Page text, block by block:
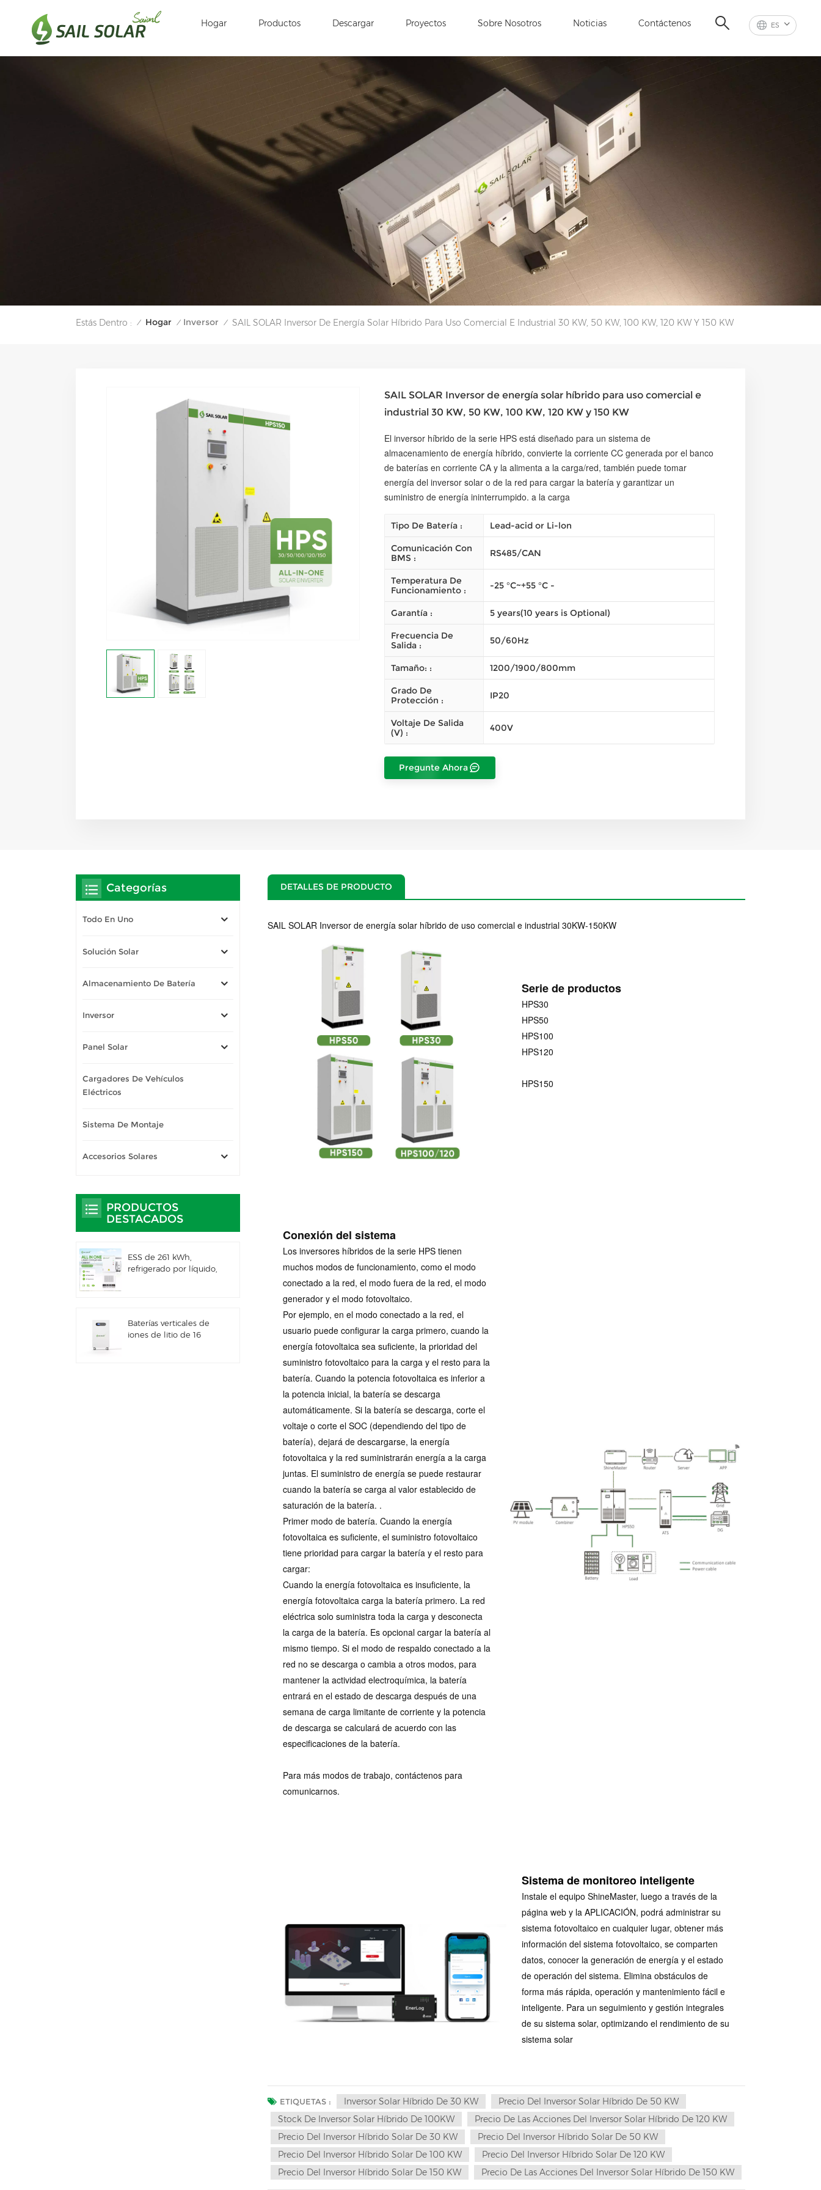
ES
Hogar Productos Descargar Proyectos Sobre Nosotros Noticias Contáctenos
Estás Dentro : / Hogar / Inversor / SAIL SOLAR Inversor De Energía Solar Híbrido Para Uso Comercial E Industrial 30 KW, 50 KW, 100 KW, 120 KW Y 150 KW
SAIL SOLAR Inversor de energía solar híbrido para uso comercial e
industrial 30 KW, 50 KW, 100 KW, 120 KW y 150 KW
El inversor híbrido de la serie HPS está diseñado para un sistema de
almacenamiento de energía híbrido, convierte la corriente CC generada por el banco
de baterías en corriente CA y la alimenta a la carga/red, también puede tomar
energía del inversor solar o de la red para cargar la batería y garantizar un
suministro de energía ininterrumpido. a la carga
Tipo De Batería : Lead-acid or Li-lon
Comunicación Con
BMS :
RS485/CAN
Temperatura De
Funcionamiento :
-25 °C~+55 °C -
Garantía : 5 years(10 years is Optional)
Frecuencia De
Salida :
50/60Hz
Tamaño: : 1200/1900/800mm
Grado De
Protección :
IP20
Voltaje De Salida
(V) :
400V
Pregunte Ahora
DETALLES DE PRODUCTO
SAIL SOLAR Inversor de energía solar híbrido de uso comercial e industrial 30KW-150KW
Serie de productos
HPS30
HPS50
HPS100
HPS120
HPS150
Conexión del sistema
Los inversores híbridos de la serie HPS tienen
muchos modos de funcionamiento, como el modo
conectado a la red, el modo fuera de la red, el modo
generador y el modo fotovoltaico.
Por ejemplo, en el modo conectado a la red, el
usuario puede configurar la carga primero, cuando la
energía fotovoltaica sea suficiente, la prioridad del
suministro fotovoltaico para la carga y el resto para la
batería. Cuando la potencia fotovoltaica es inferior a
la potencia inicial, la batería se descarga
automáticamente. Si la batería se descarga, corte el
voltaje o corte el SOC (dependiendo del tipo de
batería), dejará de descargarse, la energía
fotovoltaica y la red suministrarán energía a la carga
juntas. El suministro de energía se puede restaurar
cuando la batería se carga al valor establecido de
saturación de la batería. .
Primer modo de batería. Cuando la energía
fotovoltaica es suficiente, el suministro fotovoltaico
tiene prioridad para cargar la batería y el resto para
cargar:
Cuando la energía fotovoltaica es insuficiente, la
energía fotovoltaica carga la batería primero. La red
eléctrica solo suministra toda la carga y desconecta
la carga de la batería. Es opcional cargar la batería al
mismo tiempo. Si el modo de respaldo conectado a la
red no se descarga o cambia a otros modos, para
mantener la actividad electroquímica, la batería
entrará en el estado de descarga después de una
semana de carga limitante de corriente y la potencia
de descarga se calculará de acuerdo con las
especificaciones de la batería.
Para más modos de trabajo, contáctenos para
comunicarnos.
Sistema de monitoreo inteligente
Instale el equipo ShineMaster, luego a través de la
página web y la APLICACIÓN, podrá administrar su
sistema fotovoltaico en cualquier lugar, obtener más
información del sistema fotovoltaico, se comparten
datos, conocer la generación de energía y el estado
de operación del sistema. Elimina obstáculos de
forma más rápida, operación y mantenimiento fácil e
inteligente. Para un seguimiento y gestión integrales
de su sistema solar, optimizando el rendimiento de su
sistema solar
ETIQUETAS : Inversor Solar Híbrido De 30 KW
Precio Del Inversor Solar Híbrido De 50 KW
Stock De Inversor Solar Híbrido De 100KW
Precio De Las Acciones Del Inversor Solar Híbrido De 120 KW
Precio Del Inversor Híbrido Solar De 30 KW
Precio Del Inversor Híbrido Solar De 50 KW
Precio Del Inversor Híbrido Solar De 100 KW
Precio Del Inversor Híbrido Solar De 120 KW
Precio Del Inversor Híbrido Solar De 150 KW
Precio De Las Acciones Del Inversor Solar Híbrido De 150 KW
Categorías
Todo En Uno
Solución Solar
Almacenamiento De Batería
Inversor
Panel Solar
Cargadores De Vehículos
Eléctricos
Sistema De Montaje
Accesorios Solares
PRODUCTOS
DESTACADOS
ESS de 261 kWh,
refrigerado por líquido,
Baterías verticales de
iones de litio de 16